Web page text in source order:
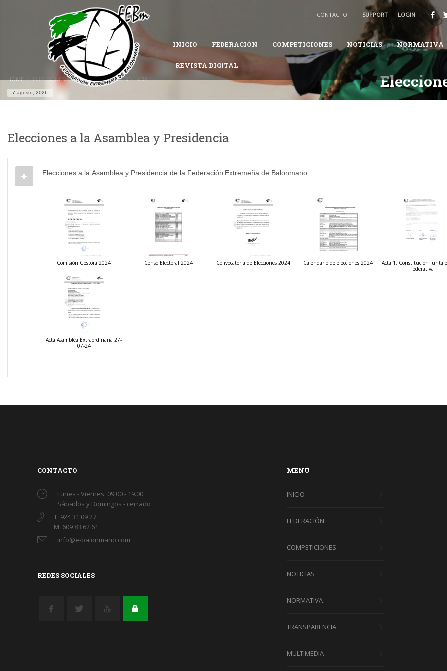
CÓMO AFILIARSE A LA FEDERACIÓN EXTREMEÑA DE BALONMANO
Completa el formulario de afiliación Recibirás un email para confirmar tu solicitud.
Permanece atento al estado de tu solicitud, es posible que la Federación te pueda solicitar información adicional para completar tus datos.
Si tienes problemas con tu afiliación,contacta con nosotrosy te ayudaremos en el proceso.
CONTACTO SUPPORT LOGIN
INICIO FEDERACIÓN COMPETICIONES NOTICIAS NORMATIVA
REVISTA DIGITAL
HOME ELECCIONES A LA ASAMBLEA Y PRESIDENCIA
7 agosto, 2026
Elecciones a la Asamblea y Presidencia
Elecciones a la Asamblea y Presidencia de la Federación Extremeña de Balonmano
Comisión Gestora 2024 Censo Electoral 2024 Convocatoria de Elecciones 2024 Calendario de elecciones 2024
Acta 1. Constitución junta
federativa
Acta Asamblea Extraordinaria 27-
07-24
CONTACTO
Lunes - Viernes: 09.00 - 19.00
Sábados y Domingos - cerrado
T. 924 31 09 27
M. 609 83 62 61
info@e-balonmano.com
REDES SOCIALES
MENÚ
INICIO
FEDERACIÓN
COMPETICIONES
NOTICIAS
NORMATIVA
TRANSPARENCIA
MULTIMEDIA